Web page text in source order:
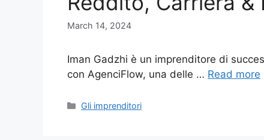
March 14, 2024
Iman Gadzhi è un imprenditore di
con AgenciFlow, una delle … Read more
Categories
Gli imprenditori